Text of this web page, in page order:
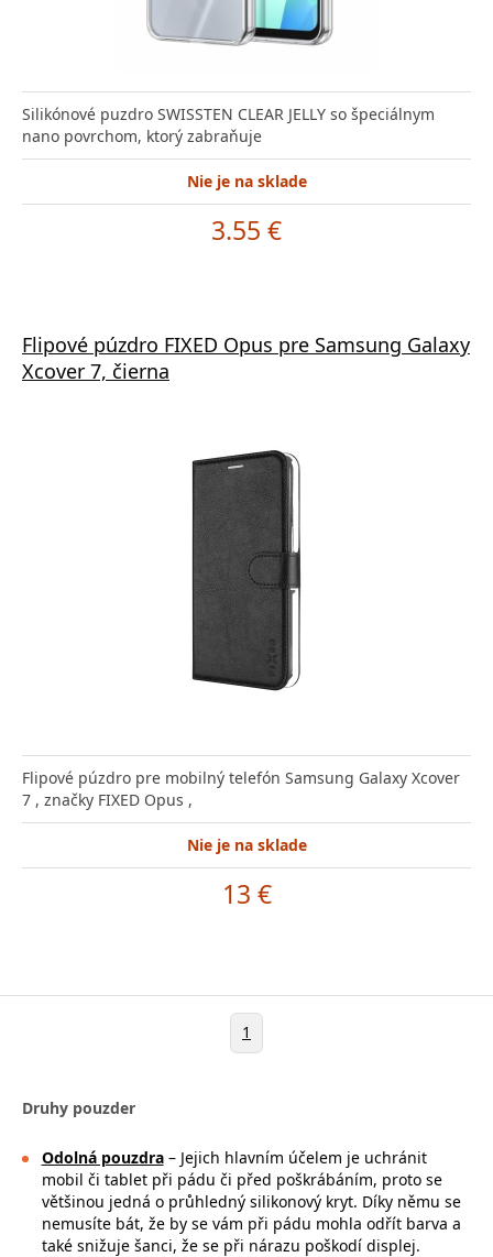
Silikónové puzdro SWISSTEN CLEAR JELLY so špeciálnym
nano povrchom, ktorý zabraňuje
Nie je na sklade
3.55 €
Flipové púzdro FIXED Opus pre Samsung Galaxy
Xcover 7, čierna
Flipové púzdro pre mobilný telefón Samsung Galaxy Xcover
7 , značky FIXED Opus ,
Nie je na sklade
13 €
1
Druhy pouzder
Odolná pouzdra– Jejich hlavním účelem je uchránit
mobil či tablet při pádu či před poškrábáním, proto se
většinou jedná o průhledný silikonový kryt. Díky němu se
nemusíte bát, že by se vám při pádu mohla odřít barva a
také snižuje šanci, že se při nárazu poškodí displej.